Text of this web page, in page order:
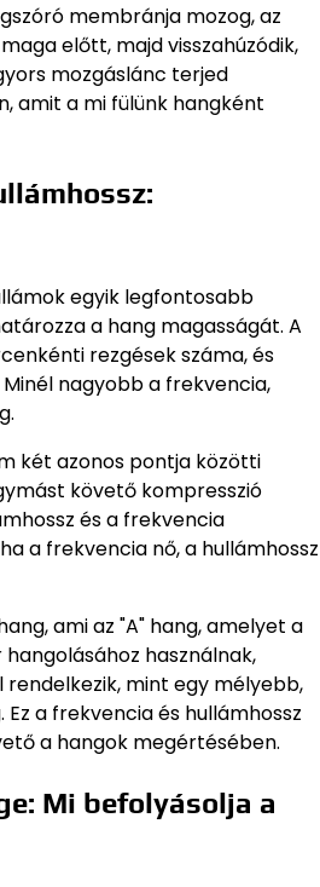
membránja mozog, az
előtt, majd visszahúzódik,
mozgáslánc terjed
amit a mi fülünk hangként
egyik legfontosabb
a hang magasságát. A
rezgések száma, és
nagyobb a frekvencia,
két azonos pontja közötti
követő kompresszió
és a frekvencia
a frekvencia nő, a hullámhossz
ami az "A" hang, amelyet a
használnak,
mint egy mélyebb,
Ez a frekvencia és hullámhossz
a hangok megértésében.
Mi befolyásolja a